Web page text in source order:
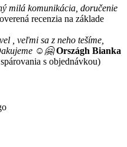
milá komunikácia, doručenie
recenzia na základe
, veľmi sa z neho tešíme,
☺️🤗 Országh Bianka
s objednávkou)